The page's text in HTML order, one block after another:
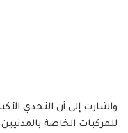
واشارت إلى أن التحدي
للمركبات الخاصة